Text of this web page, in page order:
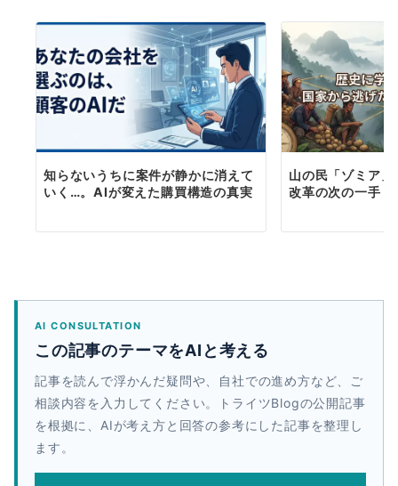
知らないうちに案件が静かに消えて
いく…。AIが変えた購買構造の真実
山の民「ゾミア
改革の次の一手
AI CONSULTATION
この記事のテーマをAIと考える
記事を読んで浮かんだ疑問や、自社での進め方など、ご
相談内容を入力してください。トライツBlogの公開記事
を根拠に、AIが考え方と回答の参考にした記事を整理し
ます。